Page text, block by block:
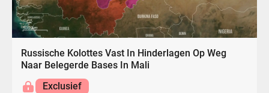
Russische Kolottes Vast In Hinderlagen Op Weg
Naar Belegerde Bases In Mali
Exclusief